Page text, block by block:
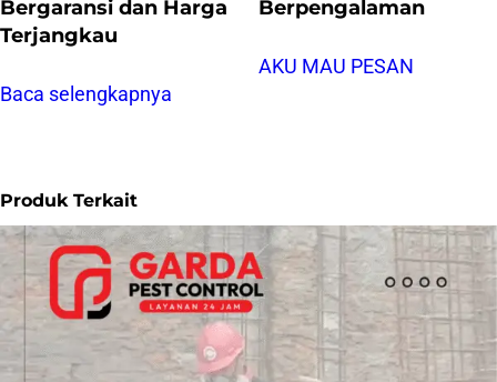
Bergaransi dan Harga
Terjangkau
Baca selengkapnya
Berpengalaman
AKU MAU PESAN
Produk Terkait